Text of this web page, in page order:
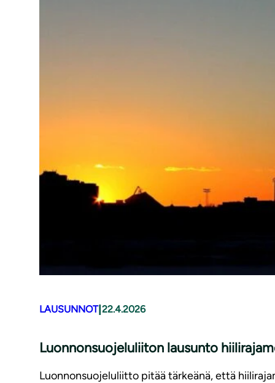
LAUSUNNOT| 22.4.2026
Luonnonsuojeluliiton lausunto
Luonnonsuojeluliitto pitää tärkeänä, että